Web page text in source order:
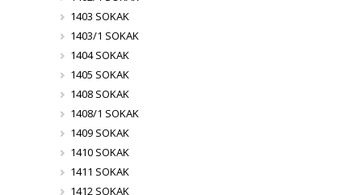
1403 SOKAK
1403/1 SOKAK
1404 SOKAK
1405 SOKAK
1408 SOKAK
1408/1 SOKAK
1409 SOKAK
1410 SOKAK
1411 SOKAK
1412 SOKAK